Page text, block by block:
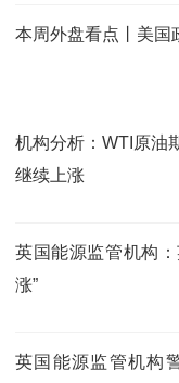
本周外盘看点丨美国
机构分析：WTI原油
继续上涨
英国能源监管机构
涨”
英国能源监管机构